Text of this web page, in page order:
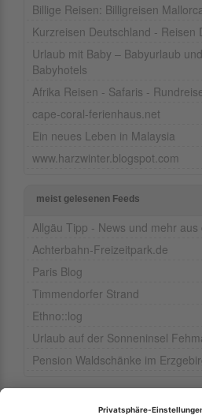
Billige Reisen: Billigreisen
Kurzreisen Deutschland - Reisen
Urlaub mit Baby – Babyurlaub
Babyhotels
Afrika Reisen - Safaris -
cape-coral-ferienhaus.net
Ein neues Leben in Malaysia
www.harzwinter.blogspot.com
meist gelesenen Feeds
Allgäu Tipp - News und mehr aus
Achterbahn-Freizeitpark.de
Paris Blog
Timmendorfer Strand
Ethno::log
Urlaub auf der Sonneninsel
Pension Waldschänke im